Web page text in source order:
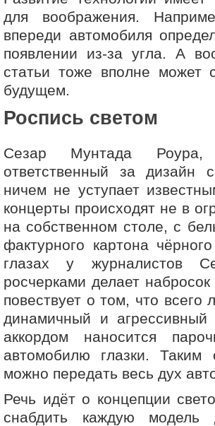
для воображения.
впереди автомобиля
появлении из-за угла. А
статьи тоже вполне может
будущем.
Роспись светом
Сезар Мунтада Роура,
ответственный за дизайн
ничем не уступает
концерты происходят не в
на собственном столе, с
фактурного картона
глазах у журналистов
росчерками делает
повествует о том, что
динамичный и
аккордом наносится
автомобилю глазки. Таким
можно передать весь дух
Речь идёт о концепции
снабдить каждую